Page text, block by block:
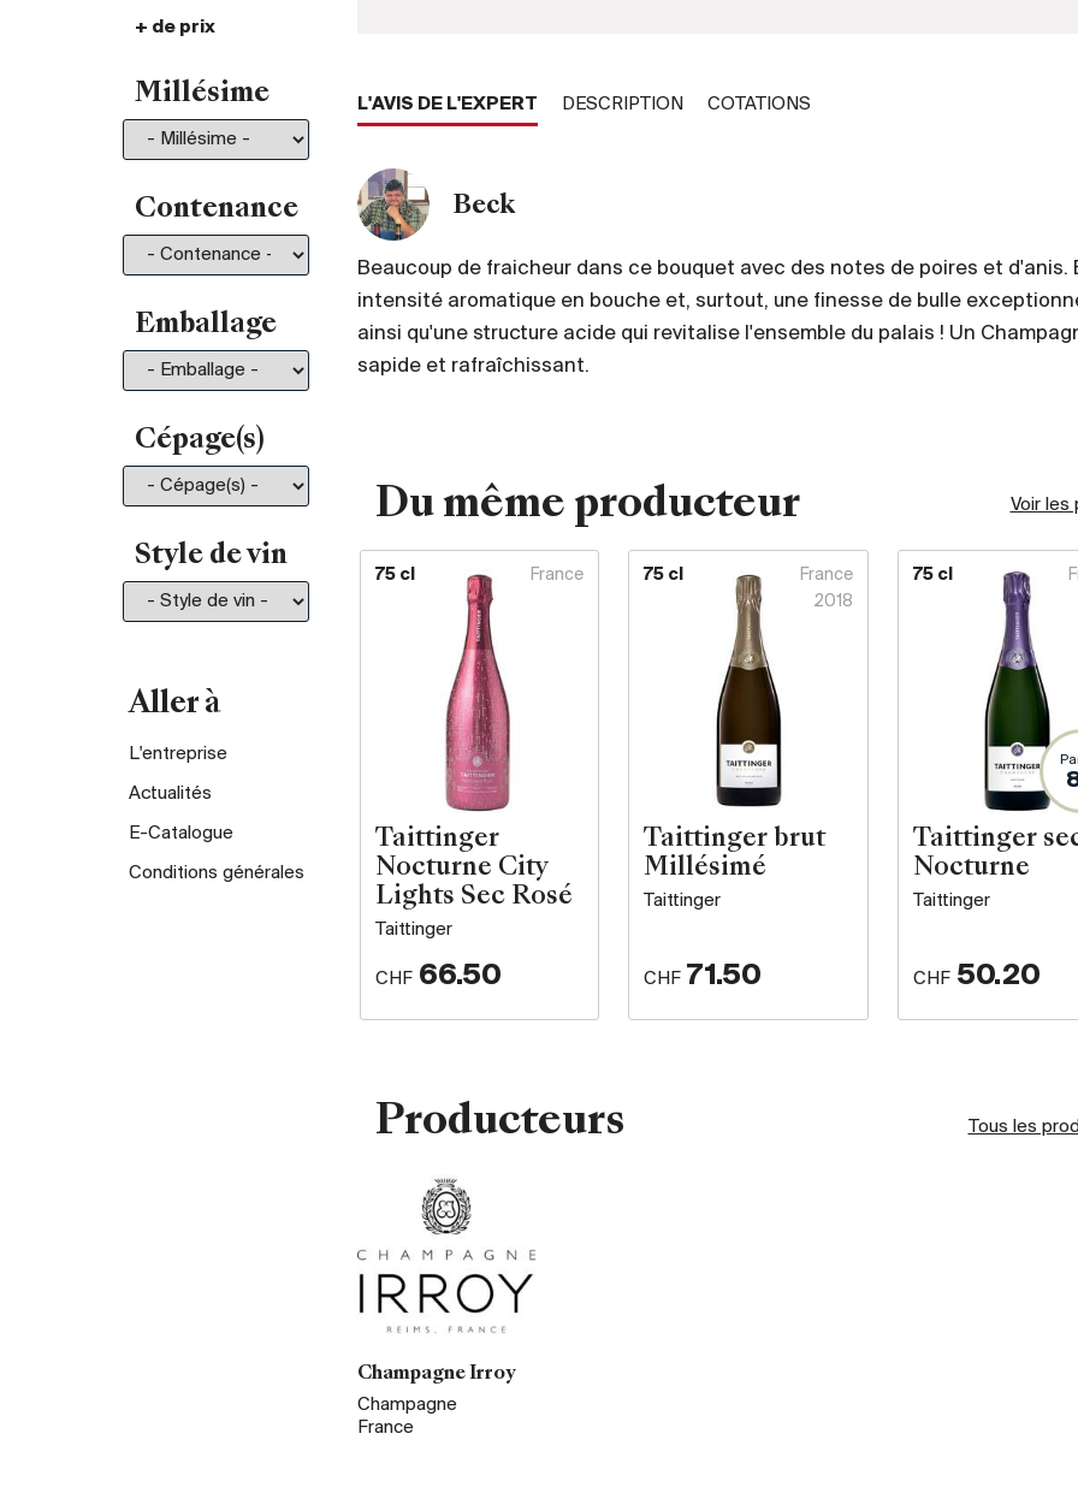
De 30.- à 35.-
De 50.- à 75.-
De 75.- à 100.-
130
De 150.- à 200.-
Plus de 200.-
210
+ de prix
Millésime
Contenance
Emballage
Cépage(s)
Style de vin
Aller à
L'entreprise
Actualités
E-Catalogue
Conditions générales
L'AVIS DE L'EXPERT DESCRIPTION COTATIONS
Beck
Beaucoup de fraicheur dans ce bouquet avec des notes de poires et d'anis.
intensité aromatique en bouche et, surtout, une finesse de bulle
ainsi qu'une structure acide qui revitalise l'ensemble du palais ! Un
sapide et rafraîchissant.
Du même producteur Voir les
75 cl France
Taittinger
Nocturne City
Lights Sec Rosé
Taittinger
CHF 66.50
75 cl
France
2018
Taittinger brut
Millésimé
Taittinger
CHF 71.50
75 cl
Taittinger
Nocturne
Taittinger
CHF 50.20
Producteurs Tous les
Champagne Irroy
Champagne
France